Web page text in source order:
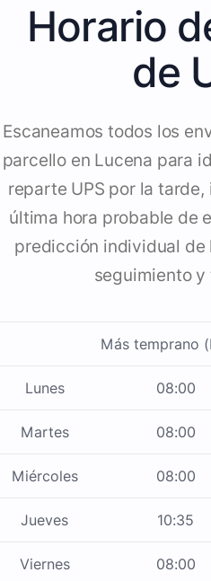
Horario
de
Escaneamos todos los
parcello en Lucena para
reparte UPS por la
última hora probable de
predicción individual de
seguimiento
Más temprano
Lunes 08:00
Martes 08:00
Miércoles 08:00
Jueves 10:35
Viernes 08:00